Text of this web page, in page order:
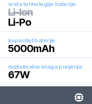
vrsta tehnologije baterije
Li-Ion
Li-Po
kapacitet baterije
5000mAh
maksimalna snaga punjenja
67W